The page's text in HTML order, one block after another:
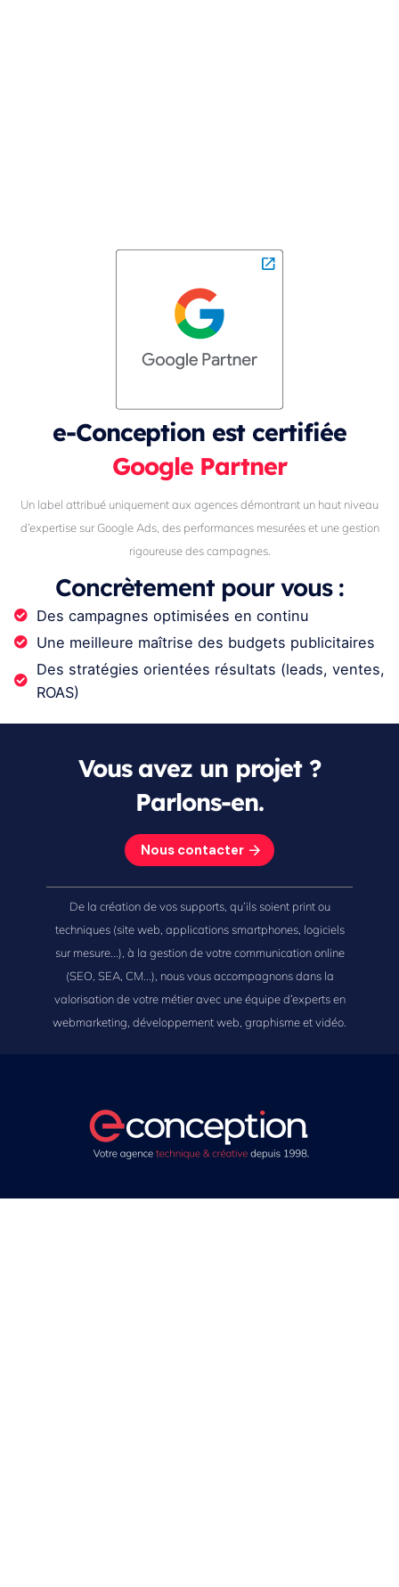
e-Conception est certifiée
Google Partner
Un label attribué uniquement aux agences démontrant un haut niveau
d’expertise sur Google Ads, des performances mesurées et une gestion
rigoureuse des campagnes.
Concrètement pour vous :
Des campagnes optimisées en continu
Une meilleure maîtrise des budgets publicitaires
Des stratégies orientées résultats (leads, ventes,
ROAS)
Vous avez un projet ?
Parlons-en.
Nous contacter
De la création de vos supports, qu’ils soient print ou
techniques (site web, applications smartphones, logiciels
sur mesure...), à la gestion de votre communication online
(SEO, SEA, CM...), nous vous accompagnons dans la
valorisation de votre métier avec une équipe d’experts en
webmarketing, développement web, graphisme et vidéo.
SUIVEZ-NOUS